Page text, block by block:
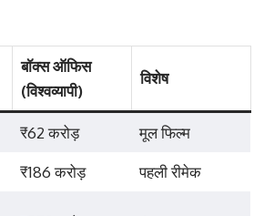
बॉक्स ऑफिस
(विश्वव्यापी)
विशेष
₹62 करोड़ मूल फिल्म
₹186 करोड़ पहली रीमेक